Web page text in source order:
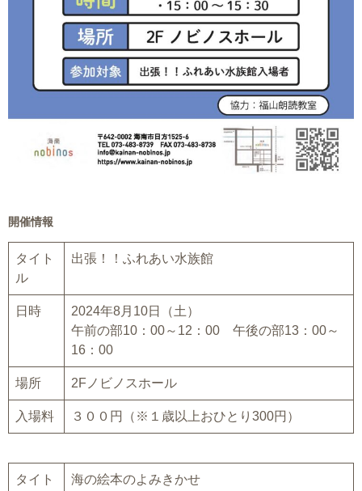
開催情報
タイト
ル
出張！！ふれあい水族館
日時
2024年8月10日（土）
午前の部10：00～12：00 午後の部13：00～
16：00
場所 2Fノビノスホール
入場料 ３００円（※１歳以上おひとり300円）
タイト
海の絵本のよみきかせ